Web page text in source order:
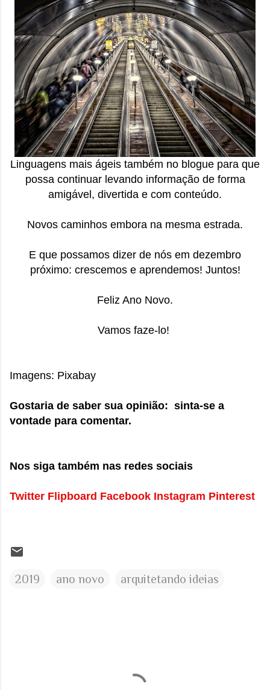
Linguagens mais ágeis também no blogue para que
possa continuar levando informação de forma
amigável, divertida e com conteúdo.
Novos caminhos embora na mesma estrada.
E que possamos dizer de nós em dezembro
próximo: crescemos e aprendemos! Juntos!
Feliz Ano Novo.
Vamos faze-lo!
Imagens: Pixabay
Gostaria de saber sua opinião: sinta-se a
vontade para comentar.
Nos siga também nas redes sociais
Twitter Flipboard Facebook Instagram Pinterest
2019 ano novo arquitetando ideias